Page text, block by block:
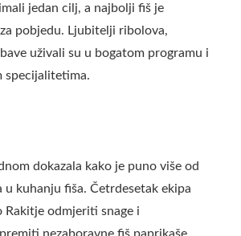
jedan cilj, a najbolji fiš je
pobjedu. Ljubitelji ribolova,
uživali su u bogatom programu i
specijalitetima.
dokazala kako je puno više od
u kuhanju fiša. Četrdesetak ekipa
Rakitje odmjeriti snage i